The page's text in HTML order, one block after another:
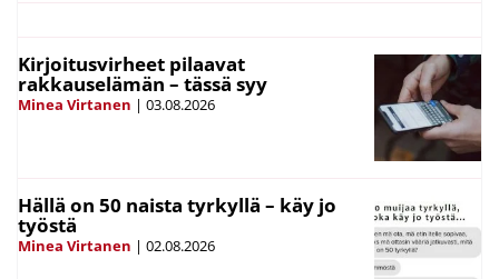
Kirjoitusvirheet pilaavat
rakkauselämän – tässä syy
Minea Virtanen | 03.08.2026
Hällä on 50 naista tyrkyllä – käy jo
työstä
Minea Virtanen | 02.08.2026